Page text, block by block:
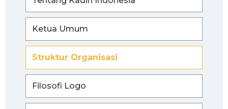
Ketua Umum
Struktur Organisasi
Filosofi Logo